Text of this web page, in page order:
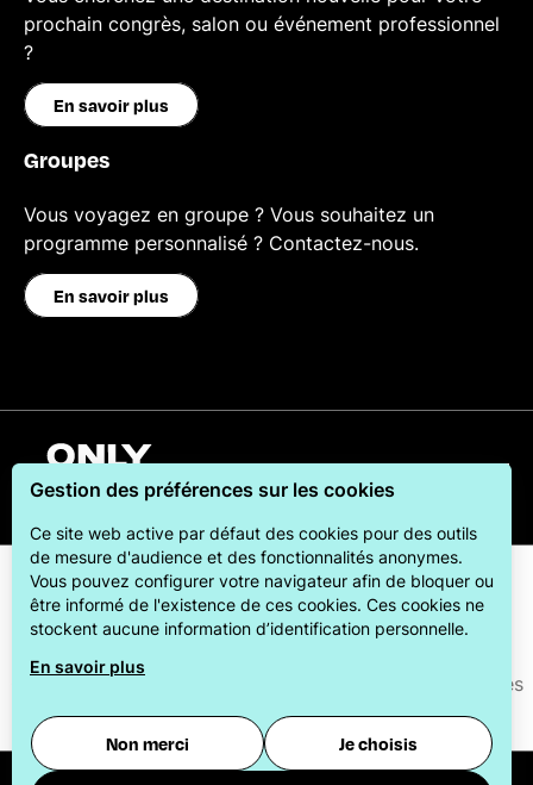
prochain congrès, salon ou événement professionnel
?
En savoir plus
Groupes
Vous voyagez en groupe ? Vous souhaitez un
programme personnalisé ? Contactez-nous.
En savoir plus
Français
ONLYLYON Tourisme et Congrès s'engage auprès de ses
visiteurs pour leur offrir le meilleur des séjours.
Gestion des préférences sur les cookies
Ce site web active par défaut des cookies pour des outils
de mesure d'audience et des fonctionnalités anonymes.
Vous pouvez configurer votre navigateur afin de bloquer ou
être informé de l'existence de ces cookies. Ces cookies ne
stockent aucune information d’identification personnelle.
En savoir plus
Non merci Je choisis